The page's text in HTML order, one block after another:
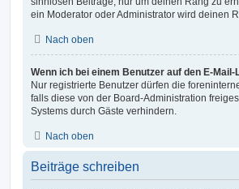
ein Moderator oder Administrator wird deinen
Nach oben
Wenn ich bei einem Benutzer auf den E-
Nur registrierte Benutzer dürfen die
falls diese von der Board-Administration
Systems durch Gäste verhindern.
Nach oben
Beiträge schreiben